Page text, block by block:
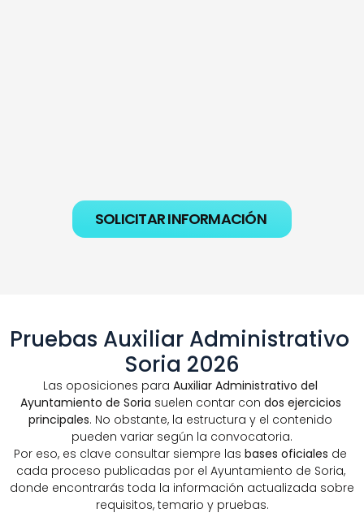
SOLICITAR INFORMACIÓN
Pruebas Auxiliar Administrativo
Soria 2026
Las oposiciones para Auxiliar Administrativo del
Ayuntamiento de Soria suelen contar con dos ejercicios
principales. No obstante, la estructura y el contenido
pueden variar según la convocatoria.
Por eso, es clave consultar siempre las bases oficiales de
cada proceso publicadas por el Ayuntamiento de Soria,
donde encontrarás toda la información actualizada sobre
requisitos, temario y pruebas.